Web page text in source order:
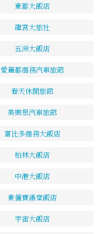
東都大飯店
龍宮大旅社
五洲大飯店
愛麗都商務汽車旅館
春天休閒旅館
美樂思汽車旅館
富比多商務大飯店
柏林大飯店
中港大飯店
東儷寶滿堂飯店
宇宙大飯店